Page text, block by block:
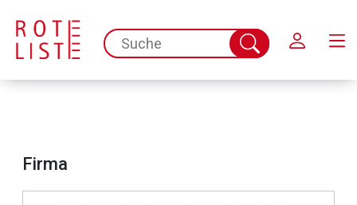
spc.search.input.placeholder
Suche
abschicken
Firma